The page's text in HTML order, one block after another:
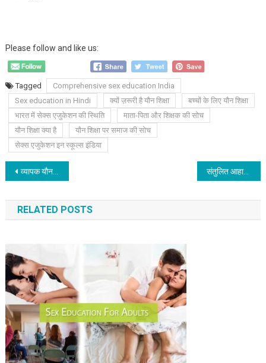
Please follow and like us:
Tagged
Comprehensive sex education India
Sex education in Hindi
क्यों ज़रूरी है यौन शिक्षा
बच्चों के लिए यौन शिक्षा
भारत में सेक्स एजुकेशन की स्थिति
माता-पिता और शिक्षक की सोच
यौन शिक्षा क्या है
यौन शिक्षा पर समाज की सोच
सेक्स एजुकेशन इन स्कूल्स इंडिया
Post
navigation
व्यापक यौन शिक्षा: आज के किशोरों और युवाओं के लिए क्यों है यह बेहद ज़रूरी संतुलित आहार से संवरता यौन जीवन: जानिए क्या खाएं और क्या नहीं
RELATED POSTS